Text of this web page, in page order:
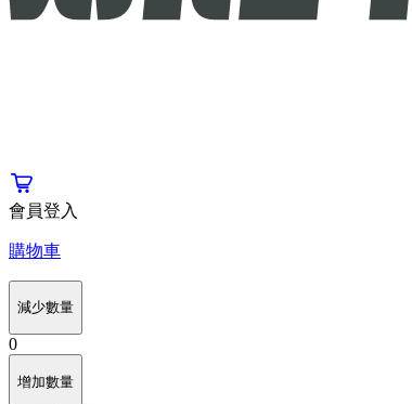
會員登入
購物車
減少數量
0
增加數量